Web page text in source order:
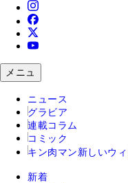
メニュ
ニュース
グラビア
連載コラム
コミック
キン肉マン 新しいウ
新着